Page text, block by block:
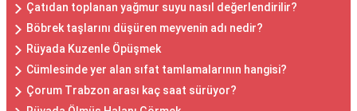
Çatıdan toplanan yağmur suyu nasıl değerlendirilir?
Böbrek taşlarını düşüren meyvenin adı nedir?
Rüyada Kuzenle Öpüşmek
Cümlesinde yer alan sıfat tamlamalarının hangisi?
Çorum Trabzon arası kaç saat sürüyor?